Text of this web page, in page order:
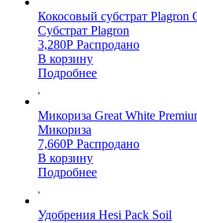
Кокосовый субстрат Plagron
Субстрат Plagron
3,280Р Распродано
В корзину
Подробнее
Микориза Great White
Микориза
7,660Р Распродано
В корзину
Подробнее
Удобрения Hesi Pack Soil